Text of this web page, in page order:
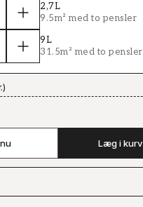
2,7L
9.5m² med to pensler
9L
31.5m² med to pensler
)
Læg i kurv